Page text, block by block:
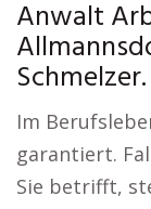
Anwalt
Schmelzer.
Im
garantiert.
Sie betrifft,